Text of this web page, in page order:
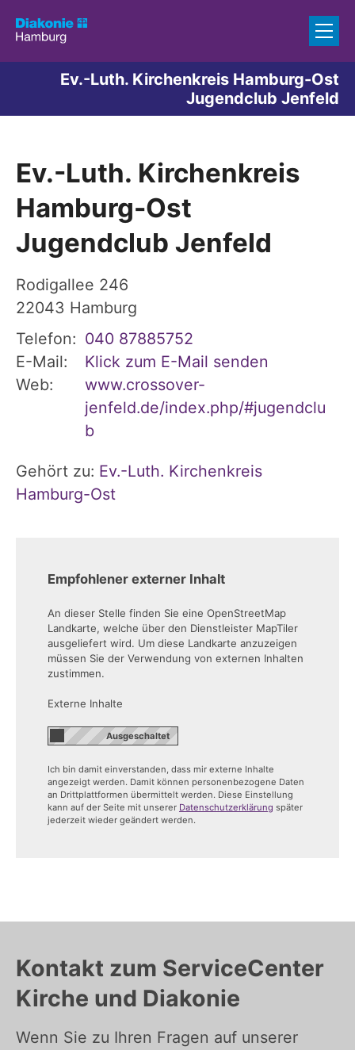
Ev.-Luth. Kirchenkreis Hamburg-Ost
Jugendclub Jenfeld
Ev.-Luth. Kirchenkreis
Hamburg-Ost
Jugendclub Jenfeld
Rodigallee 246
22043 Hamburg
Telefon: 040 87885752
E-Mail:
Klick zum E-Mail senden
Web:
www.crossover-
jenfeld.de/index.php/#jugendclu
b
Gehört zu: Ev.-Luth. Kirchenkreis
Hamburg-Ost
Empfohlener externer Inhalt
An dieser Stelle finden Sie eine OpenStreetMap
Landkarte, welche über den Dienstleister MapTiler
ausgeliefert wird. Um diese Landkarte anzuzeigen
müssen Sie der Verwendung von externen Inhalten
zustimmen.
Externe Inhalte
Ich bin damit einverstanden, dass mir externe Inhalte
angezeigt werden. Damit können personenbezogene Daten
an Drittplattformen übermittelt werden. Diese Einstellung
kann auf der Seite mit unserer Datenschutzerklärung später
jederzeit wieder geändert werden.
Kontakt zum ServiceCenter
Kirche und Diakonie
Wenn Sie zu Ihren Fragen auf unserer